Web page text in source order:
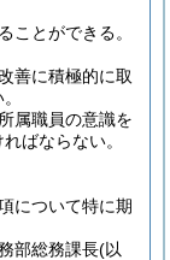
ことができる。
善に積極的に取
属職員の意識を
ばならない。
について特に期
部総務課長(以